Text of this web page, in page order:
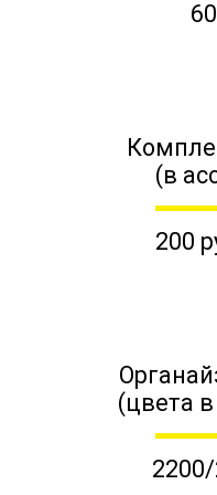
(в
200
(цвета